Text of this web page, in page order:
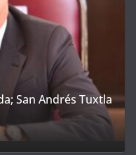
San Andrés Tuxtla